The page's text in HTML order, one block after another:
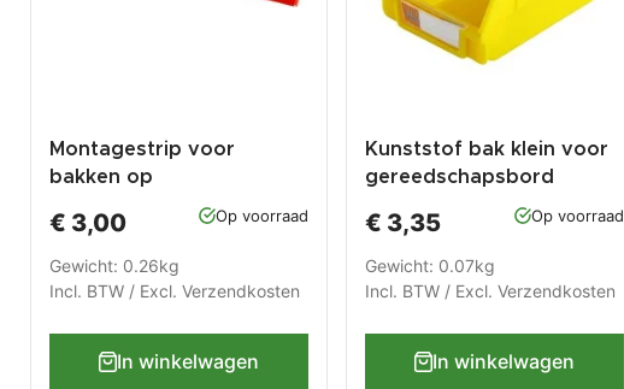
Montagestrip voor
bakken op
gereedschapsbord
€ 3,00 Op voorraad
Gewicht: 0.26kg
Incl. BTW / Excl. Verzendkosten
In winkelwagen
Kunststof bak klein voor
gereedschapsbord
€ 3,35 Op voorraad
Gewicht: 0.07kg
Incl. BTW / Excl. Verzendkosten
In winkelwagen